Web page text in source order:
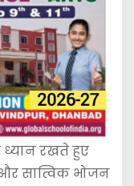
ध्यान रखते हुए
और सात्विक भोजन